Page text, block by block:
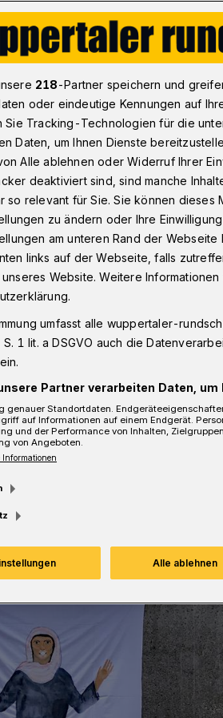
„Wir sind offen für die Debatte“
2.0“:
am vergangenem
Ewalde zwei
andere vor der Tür statt.
Gleichberechtigung und
fordert. Christiane
sprach mit Rundschau-
nach Gleichberechtigung
218-Partner speichern und
oder eindeutige Kennungen auf
Sie Tracking-Technologien für die
Daten, um Ihnen Dienste
Alle ablehnen oder Widerruf Ihrer
deaktiviert sind, sind manche
so relevant für Sie. Sie können
zu ändern oder Ihre
am unteren Rand der
links auf der Webseite, falls
Website. Weitere
umfasst alle wuppertaler-
1 lit. a DSGVO auch die
Partner verarbeiten Daten,
genauer Standortdaten.
auf Informationen auf einem Endgerät.
und der Performance von Inhalten,
von Angeboten.
Alle ablehnen